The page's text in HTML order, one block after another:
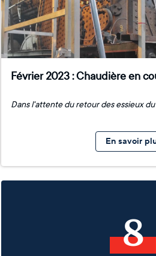
Février 2023 : Chaudière en
En savoir
8